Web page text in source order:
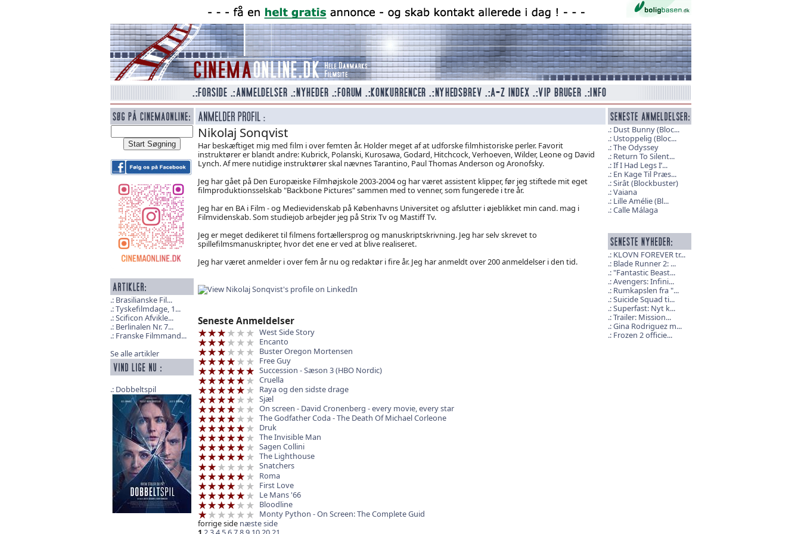
Brasilianske Fil...
Tyskefilmdage, 1...
Scificon Afvikle...
Berlinalen Nr. 7...
Franske Filmmand...
Se alle artikler
Dobbeltspil
Nikolaj Sonqvist
Har beskæftiget mig med film i over femten år. Holder meget af at udforske filmhistoriske perler. Favorit
instruktører er blandt andre: Kubrick, Polanski, Kurosawa, Godard, Hitchcock, Verhoeven, Wilder, Leone og David
Lynch. Af mere nutidige instruktører skal nævnes Tarantino, Paul Thomas Anderson og Aronofsky.
Jeg har gået på Den Europæiske Filmhøjskole 2003-2004 og har været assistent klipper, før jeg stiftede mit eget
filmproduktionsselskab "Backbone Pictures" sammen med to venner, som fungerede i tre år.
Jeg har en BA i Film - og Medievidenskab på Københavns Universitet og afslutter i øjeblikket min cand. mag i
Filmvidenskab. Som studiejob arbejder jeg på Strix Tv og Mastiff Tv.
Jeg er meget dedikeret til filmens fortællersprog og manuskriptskrivning. Jeg har selv skrevet to
spillefilmsmanuskripter, hvor det ene er ved at blive realiseret.
Jeg har været anmelder i over fem år nu og redaktør i fire år. Jeg har anmeldt over 200 anmeldelser i den tid.
Seneste Anmeldelser
West Side Story
Encanto
Buster Oregon Mortensen
Free Guy
Succession - Sæson 3 (HBO Nordic)
Cruella
Raya og den sidste drage
Sjæl
On screen - David Cronenberg - every movie, every star
The Godfather Coda - The Death Of Michael Corleone
Druk
The Invisible Man
Sagen Collini
The Lighthouse
Snatchers
Roma
First Love
Le Mans '66
Bloodline
Monty Python - On Screen: The Complete Guid
forrige side næste side
Dust Bunny (Bloc...
Ustoppelig (Bloc...
The Odyssey
Return To Silent...
If I Had Legs I’...
En Kage Til Præs...
Sirât (Blockbuster)
Vaiana
Lille Amélie (Bl...
Calle Málaga
KLOVN FOREVER tr...
Blade Runner 2: ...
"Fantastic Beast...
Avengers: Infini...
Rumkapslen fra "...
Suicide Squad ti...
Superfast: Nyt k...
Trailer: Mission...
Gina Rodriguez m...
Frozen 2 officie...